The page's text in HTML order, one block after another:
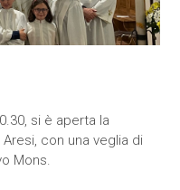
si è aperta la
con una veglia di
Mons.